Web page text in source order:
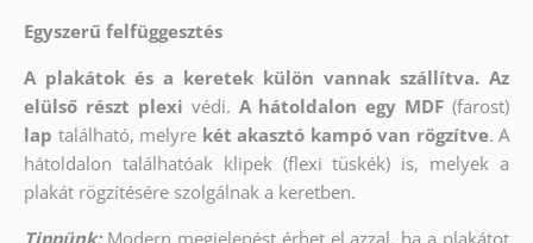
Egyszerű felfüggesztés
A plakátok és a keretek külön vannak szállítva. Az
elülső részt plexi védi. A hátoldalon egy MDF (farost)
lap található, melyre két akasztó kampó van rögzítve. A
hátoldalon találhatóak klipek (flexi tüskék) is, melyek a
plakát rögzítésére szolgálnak a keretben.